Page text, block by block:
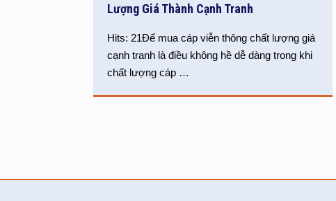
Lượng Giá Thành Cạnh Tranh
Hits: 21Để mua cáp viễn thông chất lượng giá
cạnh tranh là điều không hề dễ dàng trong khi
chất lượng cáp …